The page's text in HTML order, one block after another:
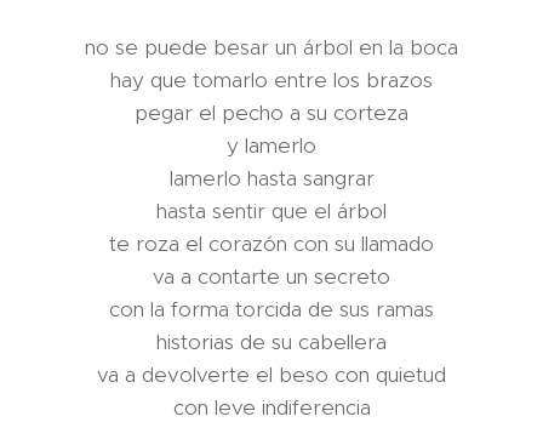
no se puede besar un árbol en la boca
hay que tomarlo entre los brazos
pegar el pecho a su corteza
y lamerlo
lamerlo hasta sangrar
hasta sentir que el árbol
te roza el corazón con su llamado
va a contarte un secreto
con la forma torcida de sus ramas
historias de su cabellera
va a devolverte el beso con quietud
con leve indiferencia